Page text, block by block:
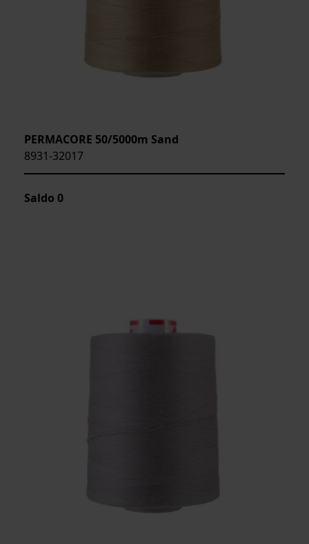
PERMACORE 50/5000m Sand
8931-32017
Saldo 0